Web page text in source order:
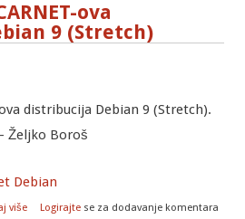
ova
9 (Stretch)
distribucija Debian 9 (Stretch).
Željko Boroš
Debian
više
o Objavljena je CARNET-ova distribucija
Logirajte se za dodavanje komentara